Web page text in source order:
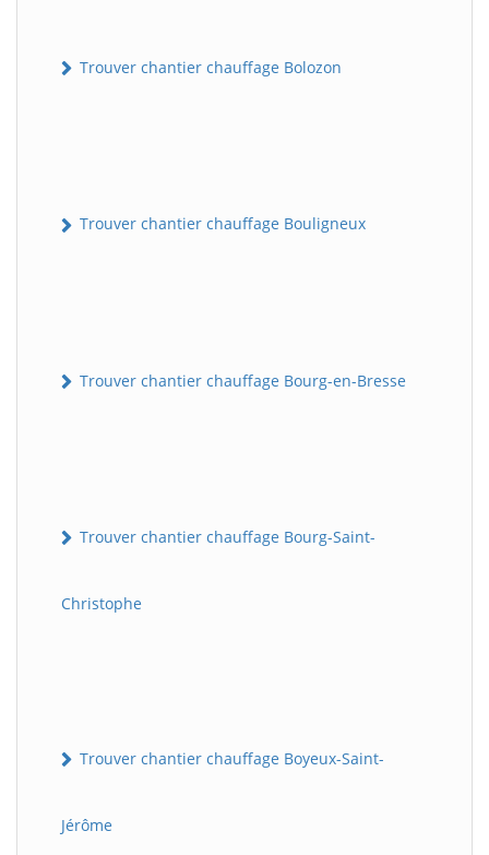
Trouver chantier chauffage Bolozon
Trouver chantier chauffage Bouligneux
Trouver chantier chauffage Bourg-en-Bresse
Trouver chantier chauffage Bourg-Saint-
Christophe
Trouver chantier chauffage Boyeux-Saint-
Jérôme